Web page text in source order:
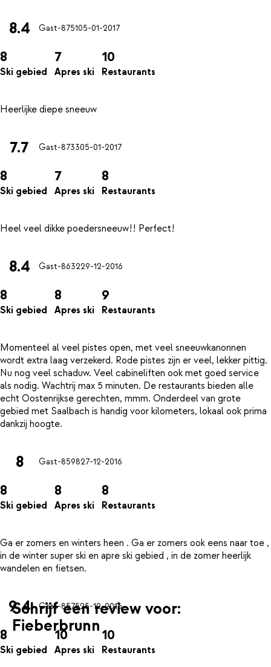
8.4 Gast-875105-01-2017
8
Ski gebied
7
Apres ski
10
Restaurants
7.7 Gast-873305-01-2017
8
Ski gebied
7
Apres ski
8
Restaurants
8.4 Gast-863229-12-2016
8
Ski gebied
8
Apres ski
9
Restaurants
Momenteel al veel pistes open, met veel sneeuwkanonnen
wordt extra laag verzekerd. Rode pistes zijn er veel, lekker pittig.
Nu nog veel schaduw. Veel cabineliften ook met goed service
als nodig. Wachtrij max 5 minuten. De restaurants bieden alle
echt Oostenrijkse gerechten, mmm. Onderdeel van grote
gebied met Saalbach is handig voor kilometers, lokaal ook prima
8 Gast-859827-12-2016
8
Ski gebied
8
Apres ski
8
Restaurants
Ga er zomers en winters heen . Ga er zomers ook eens naar toe ,
in de winter super ski en apre ski gebied , in de zomer heerlijk
9.4 Gast-857525-12-2016
8
Ski gebied
10
Apres ski
10
Restaurants
Schrijf een review voor:
Fieberbrunn